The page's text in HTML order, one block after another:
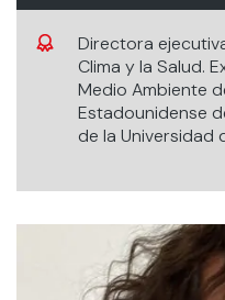
Directora
Clima y la Salud.
Medio Ambiente
Estadounidense de
de la Universidad